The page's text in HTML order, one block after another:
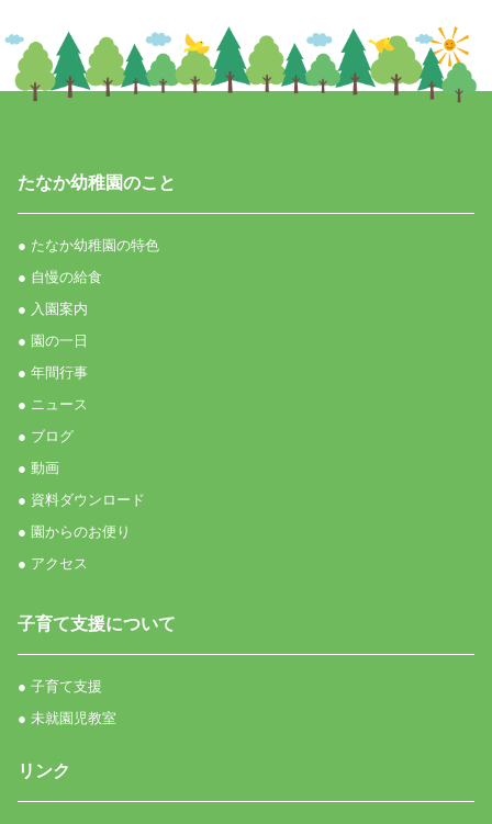
たなか幼稚園のこと
● たなか幼稚園の特色
● 自慢の給食
● 入園案内
● 園の一日
● 年間行事
● ニュース
● ブログ
● 動画
● 資料ダウンロード
● 園からのお便り
● アクセス
子育て支援について
● 子育て支援
● 未就園児教室
リンク